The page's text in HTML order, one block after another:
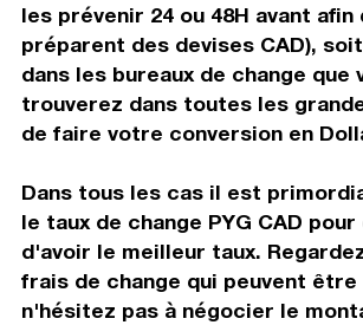
les prévenir 24 ou 48H avant afin
préparent des devises CAD),
dans les bureaux de change que
trouverez dans toutes les
de faire votre conversion en
Dans tous les cas il est
le taux de change PYG CAD
d'avoir le meilleur taux.
frais de change qui peuvent
n'hésitez pas à négocier le